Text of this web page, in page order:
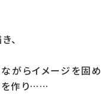
、
がらイメージを固め
を作り……